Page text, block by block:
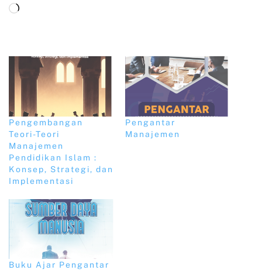
Pengembangan
Teori-Teori
Manajemen
Pendidikan Islam :
Konsep, Strategi, dan
Implementasi
Pengantar
Manajemen
Buku Ajar Pengantar